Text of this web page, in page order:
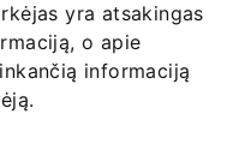
yra atsakingas
o apie
informaciją